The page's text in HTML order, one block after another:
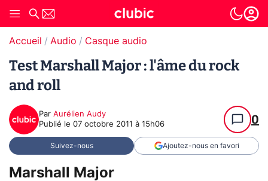
Accueil Audio Casque audio
Test Marshall Major : l'âme du rock
and roll
Par Aurélien Audy
Publié le 07 octobre 2011 à 15h06 0
Suivez-nous Ajoutez-nous en favori
Marshall Major